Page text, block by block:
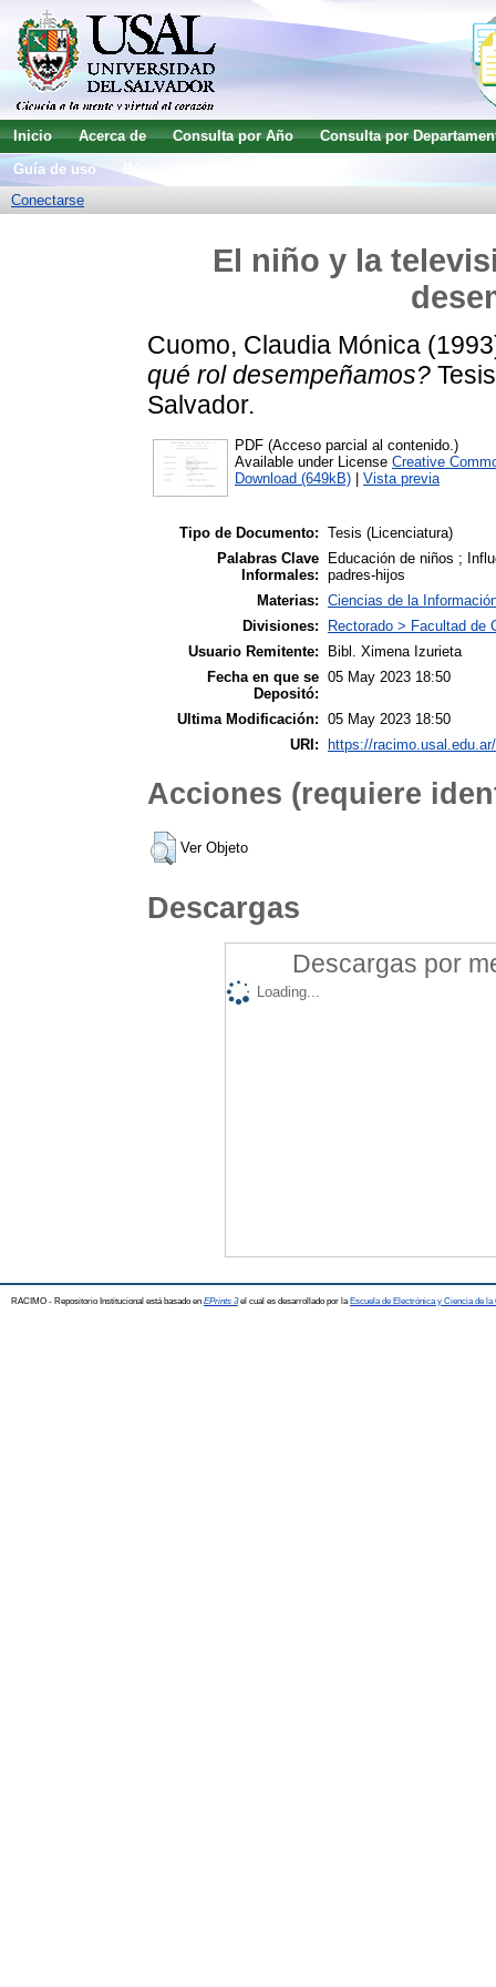
Inicio Acerca de Consulta por Año
Consulta por
Guía de uso
Conectarse
El niño y la
Cuomo, Claudia Mónica
qué rol desempeñamos?
Salvador.
PDF (Acceso parcial al contenido.)
Available under License Creative
Download (649kB)
Vista previa
Tipo de Documento: Tesis (Licenciatura)
Palabras Clave
Informales:
Educación de niños ;
padres-hijos
Materias: Ciencias de la
Divisiones:
Rectorado > Facultad de
Usuario Remitente:
Bibl. Ximena Izurieta
Fecha en que se
Depositó:
05 May 2023 18:50
Ultima Modificación: 05 May 2023 18:50
URI:
https://
Acciones (requiere
Ver Objeto
Descargas
Descargas por
Loading...
RACIMO - Repositorio Institucional está basado en EPrints 3el cual es desarrollado por la Escuela de Electrónica y Ciencia de la